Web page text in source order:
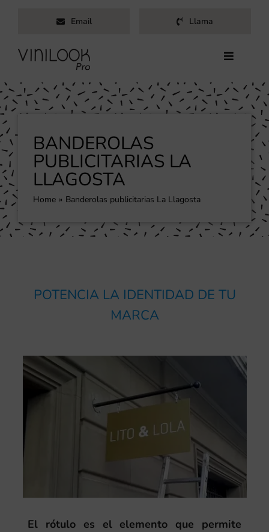
contenido
Email Llama
Toggle
Inicio
Servicios
Productos
Trabajos
Nosotros
Blog
BANDEROLAS
PUBLICITARIAS LA
LLAGOSTA
Home Banderolas publicitarias La Llagosta
POTENCIA LA IDENTIDAD DE TU
MARCA
El rótulo es el elemento que permite